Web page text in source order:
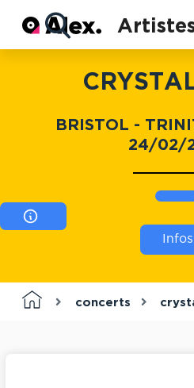
BRISTOL -
24/02/
Infos
concerts